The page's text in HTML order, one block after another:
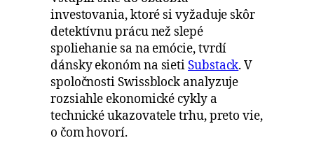
investovania, ktoré si vyžaduje skôr
detektívnu prácu než slepé
spoliehanie sa na emócie, tvrdí
dánsky ekonóm na sietiSubstack. V
spoločnosti Swissblock analyzuje
rozsiahle ekonomické cykly a
technické ukazovatele trhu, preto vie,
o čom hovorí.